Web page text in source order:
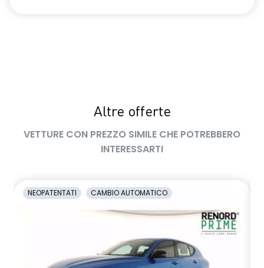
Pack standard connectivity tramite app my rnlt
privacy glass
retrovisore interno fotocromatico
retrovisori esterni richiudibili elettricamente
sedile passeggero regolabile in altezza
Altre offerte
VETTURE CON PREZZO SIMILE CHE POTREBBERO
INTERESSARTI
NEOPATENTATI CAMBIO AUTOMATICO